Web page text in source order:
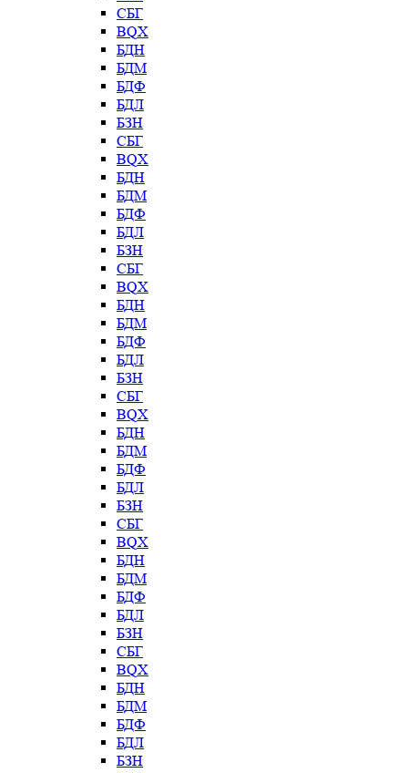
СБГ
BQX
БДН
БДМ
БДФ
БДЛ
БЗН
СБГ
BQX
БДН
БДМ
БДФ
БДЛ
БЗН
СБГ
BQX
БДН
БДМ
БДФ
БДЛ
БЗН
СБГ
BQX
БДН
БДМ
БДФ
БДЛ
БЗН
СБГ
BQX
БДН
БДМ
БДФ
БДЛ
БЗН
СБГ
BQX
БДН
БДМ
БДФ
БДЛ
БЗН